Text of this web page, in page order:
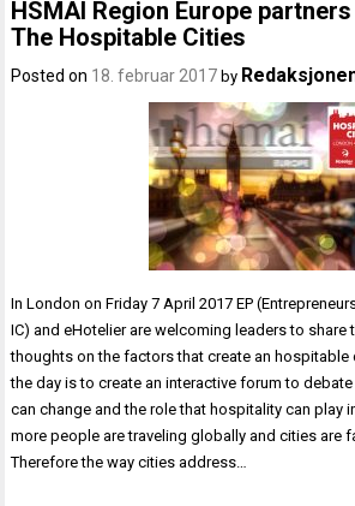
HSMAI Region Europe
The Hospitable Cities
Posted on 18. februar 2017 by
In London on Friday 7 April 2017 EP
IC) and eHotelier are welcoming leaders to share
thoughts on the factors that create an hospitable
the day is to create an interactive forum to
can change and the role that hospitality can play
more people are traveling globally and cities are
Therefore the way cities address…